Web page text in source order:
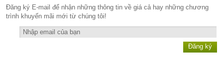
Đăng ký E-mail để nhận những thông tin về giá cả hay những chương
trình khuyến mãi mới từ chúng tôi!
Đăng ký